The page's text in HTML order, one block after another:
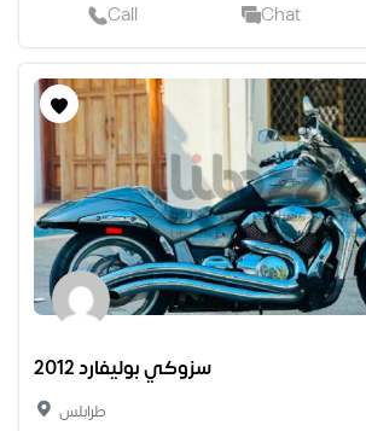
Call Chat
سزوكي بوليفارد 2012
طرابلس